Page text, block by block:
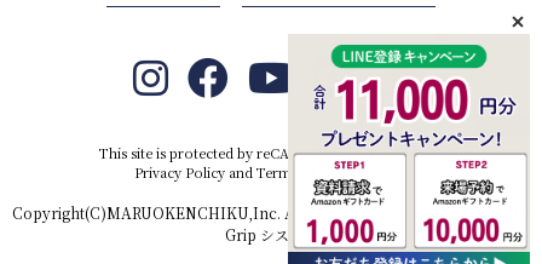
This site is protected by reCAPTCHA and the Google
Privacy Policyand Terms of Service
Copyright(C)MARUOKENCHIKU,Inc. All rights reserved.Produced by
Grip システム